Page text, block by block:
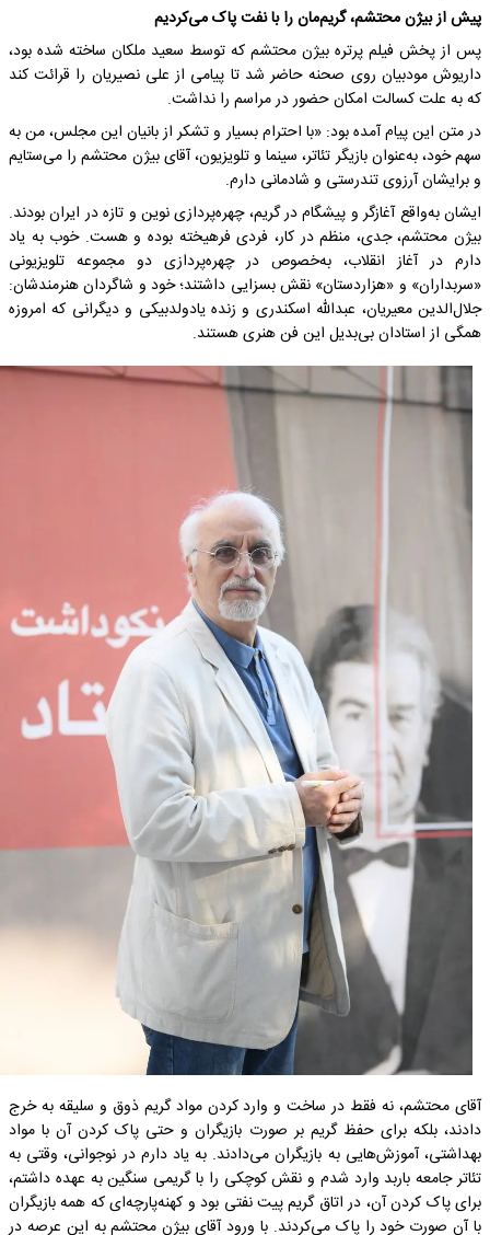
پیش از بیژن محتشم، گریم‌مان را با نفت پاک می‌کردیم
پس از پخش فیلم پرتره بیژن محتشم که توسط سعید ملکان ساخته شده بود،
داریوش مودبیان روی صحنه حاضر شد تا پیامی از علی نصیریان را قرائت کند
که به علت کسالت امکان حضور در مراسم را نداشت.
در متن این پیام آمده بود: «با احترام بسیار و تشکر از بانیان این مجلس، من به
سهم خود، به‌عنوان بازیگر تئاتر، سینما و تلویزیون، آقای بیژن محتشم را می‌ستایم
و برایشان آرزوی تندرستی و شادمانی دارم.
ایشان به‌واقع آغازگر و پیشگام در گریم، چهره‌پردازی نوین و تازه در ایران بودند.
بیژن محتشم، جدی، منظم در کار، فردی فرهیخته بوده و هست. خوب به یاد
دارم در آغاز انقلاب، به‌خصوص در چهره‌پردازی دو مجموعه تلویزیونی
«سربداران» و «هزاردستان» نقش بسزایی داشتند؛ خود و شاگردان هنرمندشان:
جلال‌الدین معیریان، عبدالله اسکندری و زنده یادولدبیکی و دیگرانی که امروزه
همگی از استادان بی‌بدیل این فن هنری هستند.
آقای محتشم، نه فقط در ساخت و وارد کردن مواد گریم ذوق و سلیقه به خرج
دادند، بلکه برای حفظ گریم بر صورت بازیگران و حتی پاک کردن آن با مواد
بهداشتی، آموزش‌هایی به بازیگران می‌دادند. به یاد دارم در نوجوانی، وقتی به
تئاتر جامعه باربد وارد شدم و نقش کوچکی را با گریمی سنگین به عهده داشتم،
برای پاک کردن آن، در اتاق گریم پیت نفتی بود و کهنه‌پارچه‌ای که همه بازیگران
با آن صورت خود را پاک می‌کردند. با ورود آقای بیژن محتشم به این عرصه در